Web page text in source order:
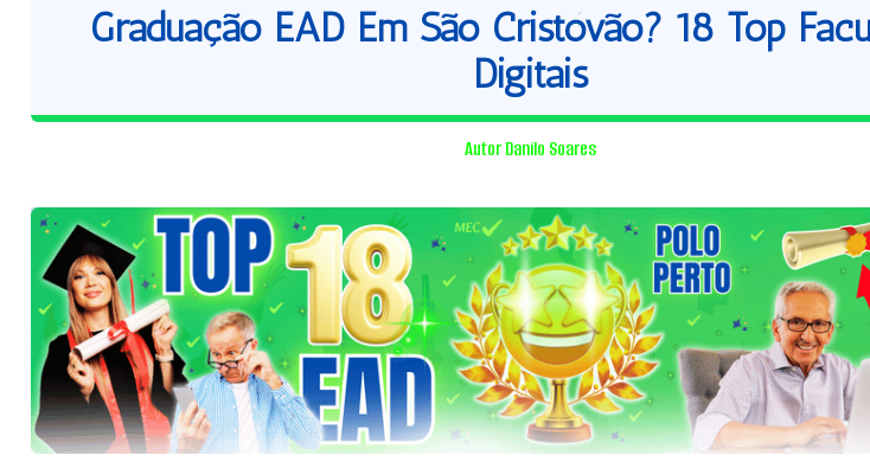
Graduação EAD Em São Cristóvão? 18 Top
Digitais
Autor Danilo Soares